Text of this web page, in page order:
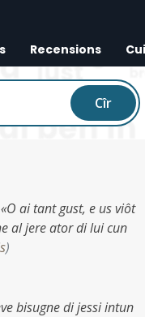
Recensions
Cîr
«O ai tant gust, e us viôt
al jere ator di lui cun
)
bisugne di jessi intun